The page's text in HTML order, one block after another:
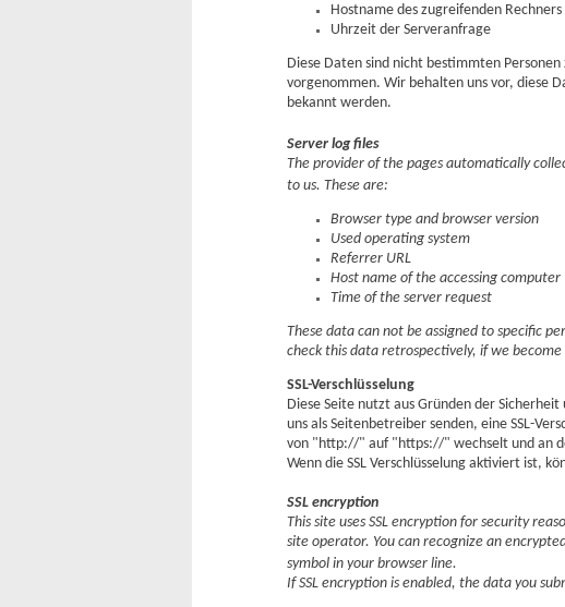
Hostname des zugreifenden Rechners
Uhrzeit der Serveranfrage
Diese Daten sind nicht bestimmten
vorgenommen. Wir behalten uns vor, diese
bekannt werden.
Server log files
The provider of the pages automatically
to us. These are:
Browser type and browser version
Used operating system
Referrer URL
Host name of the accessing computer
Time of the server request
These data can not be assigned to specific
check this data retrospectively, if we
SSL-Verschlüsselung
Diese Seite nutzt aus Gründen der
uns als Seitenbetreiber senden, eine SSL-
von "http://" auf "https://" wechselt und an
Wenn die SSL Verschlüsselung aktiviert ist,
SSL encryption
This site uses SSL encryption for security
site operator. You can recognize an
symbol in your browser line.
If SSL encryption is enabled, the data you